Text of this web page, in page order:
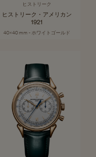
ヒストリーク
ヒストリーク・アメリカン
1921
40x40 mm - ホワイトゴールド